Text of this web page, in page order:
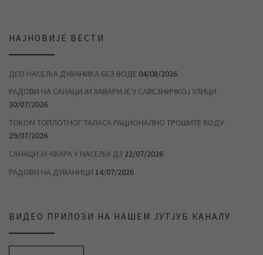
НАЈНОВИЈЕ ВЕСТИ
ДЕО НАСЕЉА ДУВАНИКА БЕЗ ВОДЕ 04/08/2026
РАДОВИ НА САНАЦИЈИ ХАВАРИЈЕ У САВЕЗНИЧКОЈ УЛИЦИ
30/07/2026
ТОКОМ ТОПЛОТНОГ ТАЛАСА РАЦИОНАЛНО ТРОШИТЕ ВОДУ
29/07/2026
САНАЦИЈА КВАРА У НАСЕЉУ Д3 22/07/2026
РАДОВИ НА ДУВАНИЦИ 14/07/2026
ВИДЕО ПРИЛОЗИ НА НАШЕМ ЈУТЈУБ КАНАЛУ